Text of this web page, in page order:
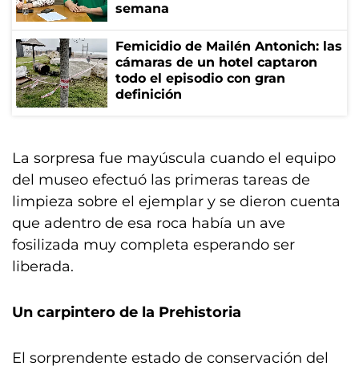
semana
Femicidio de Mailén Antonich: las
cámaras de un hotel captaron
todo el episodio con gran
definición
La sorpresa fue mayúscula cuando el equipo
del museo efectuó las primeras tareas de
limpieza sobre el ejemplar y se dieron cuenta
que adentro de esa roca había un ave
fosilizada muy completa esperando ser
liberada.
Un carpintero de la Prehistoria
El sorprendente estado de conservación del